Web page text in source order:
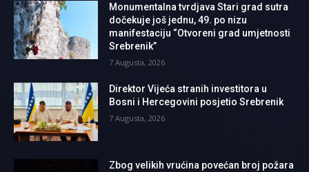
Monumentalna tvrdjava Stari grad sutra
dočekuje još jednu, 49. po nizu
manifestaciju “Otvoreni grad umjetnosti
Srebrenik”
7 Augusta, 2026
Direktor Vijeća stranih investitora u
Bosni i Hercegovini posjetio Srebrenik
7 Augusta, 2026
Zbog velikih vrućina povećan broj požara